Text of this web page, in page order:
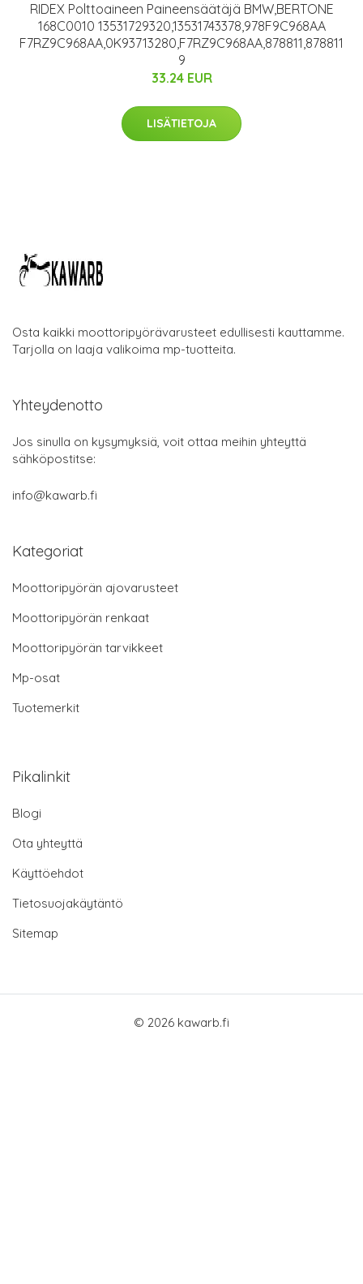
RIDEX Polttoaineen Paineensäätäjä BMW,BERTONE
168C0010 13531729320,13531743378,978F9C968AA
F7RZ9C968AA,0K93713280,F7RZ9C968AA,878811,878811
9
33.24 EUR
LISÄTIETOJA
Osta kaikki moottoripyörävarusteet edullisesti kauttamme.
Tarjolla on laaja valikoima mp-tuotteita.
Yhteydenotto
Jos sinulla on kysymyksiä, voit ottaa meihin yhteyttä
sähköpostitse:
info@kawarb.fi
Kategoriat
Moottoripyörän ajovarusteet
Moottoripyörän renkaat
Moottoripyörän tarvikkeet
Mp-osat
Tuotemerkit
Pikalinkit
Blogi
Ota yhteyttä
Käyttöehdot
Tietosuojakäytäntö
Sitemap
© 2026 kawarb.fi